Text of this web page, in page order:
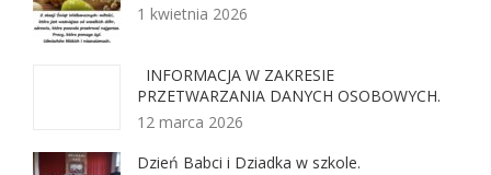
1 kwietnia 2026
INFORMACJA W ZAKRESIE
PRZETWARZANIA DANYCH OSOBOWYCH.
12 marca 2026
Dzień Babci i Dziadka w szkole.